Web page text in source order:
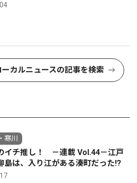
カルニュースの記事を検索
寒川
イチ推し！ －連載 Vol.44－江戸
島は、入り江がある湊町だった!?